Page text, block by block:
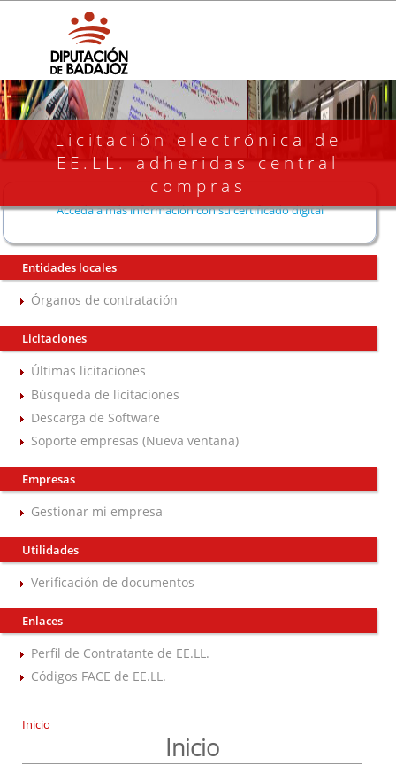
Licitación electrónica de
EE.LL. adheridas central
compras
Acceda a más información con su certificado digital
Entidades locales
Órganos de contratación
Licitaciones
Últimas licitaciones
Búsqueda de licitaciones
Descarga de Software
Soporte empresas (Nueva ventana)
Empresas
Gestionar mi empresa
Utilidades
Verificación de documentos
Enlaces
Perfil de Contratante de EE.LL.
Códigos FACE de EE.LL.
Inicio
Inicio